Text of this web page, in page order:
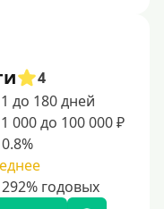
4
до 180 дней
000 до 100 000 ₽